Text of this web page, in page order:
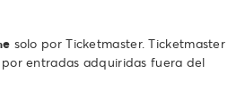
solo por Ticketmaster. Ticketmaster
entradas adquiridas fuera del